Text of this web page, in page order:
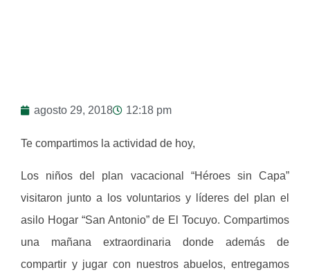
agosto 29, 2018 12:18 pm
Te compartimos la actividad de hoy,
Los niños del plan vacacional “Héroes sin Capa”
visitaron junto a los voluntarios y líderes del plan el
asilo Hogar “San Antonio” de El Tocuyo. Compartimos
una mañana extraordinaria donde además de
compartir y jugar con nuestros abuelos, entregamos